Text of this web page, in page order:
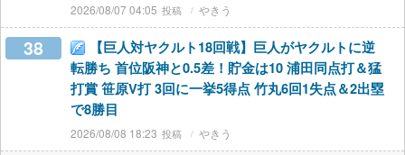
2026/08/07 04:05 やきう
38
【巨人対ヤクルト18回戦】巨人がヤクルトに逆
転勝ち 首位阪神と0.5差！貯金は10 浦田同点打＆猛
打賞 笹原V打 3回に一挙5得点 竹丸6回1失点＆2出塁
で8勝目
2026/08/08 18:23 やきう